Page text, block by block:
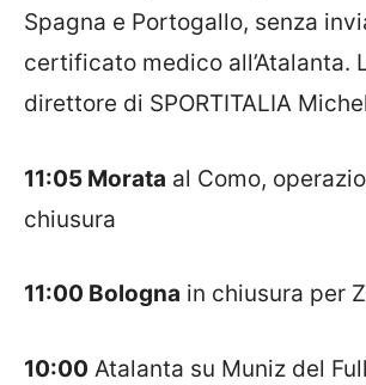
Spagna e Portogallo, senza
certificato medico all’Atalanta.
direttore di SPORTITALIA
11:05 Morata al Como,
chiusura
11:00 Bologna in chiusura per
10:00 Atalanta su Muniz del